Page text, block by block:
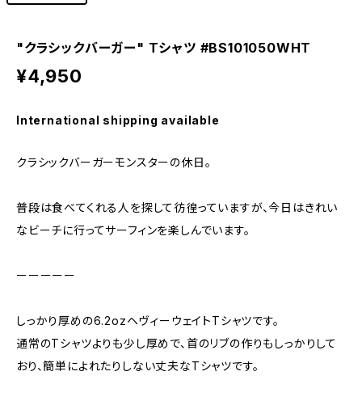
"クラシックバーガー" Tシャツ #BS101050WHT
¥4,950
International shipping available
クラシックバーガーモンスターの休日。
普段は食べてくれる人を探して彷徨っていますが、今日はきれい
なビーチに行ってサーフィンを楽しんでいます。
ーーーーー
しっかり厚めの6.2ozヘヴィーウェイトTシャツです。
通常のTシャツよりも少し厚めで、首のリブの作りもしっかりして
おり、簡単によれたりしない丈夫なTシャツです。